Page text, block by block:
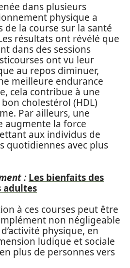
dans plusieurs
physique a
de la course sur la santé
résultats ont révélé que
dans des sessions
ont vu leur
au repos diminuer,
meilleure endurance
cela contribue à une
cholestérol (HDL)
Par ailleurs, une
augmente la force
aux individus de
quotidiennes avec plus
: Les bienfaits des
adultes
à ces courses peut être
non négligeable
physique, en
ludique et sociale
plus de personnes vers